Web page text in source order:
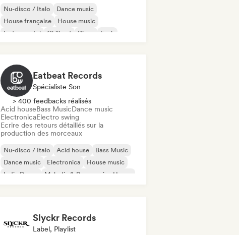
Nu-disco / Italo
Dance music
House française
House music
Instrumental
Chill out Disco Funk
Eatbeat Records
Spécialiste Son
> 400 feedbacks réalisés
Acid houseBass MusicDance music
ElectronicaElectro swing
Ecrire des retours détaillés sur la
production des morceaux
Nu-disco / Italo Acid house
Bass Music
Dance music
Electronica
House music
Indie Dance
Melodic & Progressive House
Slyckr Records
Label, Playlist